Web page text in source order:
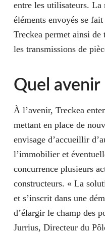
entre les utilisateurs. La
éléments envoyés se
Treckea permet ainsi de
les transmissions de
Quel avenir
À l’avenir, Treckea
mettant en place de
envisage d’accueillir
l’immobilier et
concurrence plusieurs
constructeurs. « La
et s’inscrit dans une
d’élargir le champ des
Jurrius, Directeur du